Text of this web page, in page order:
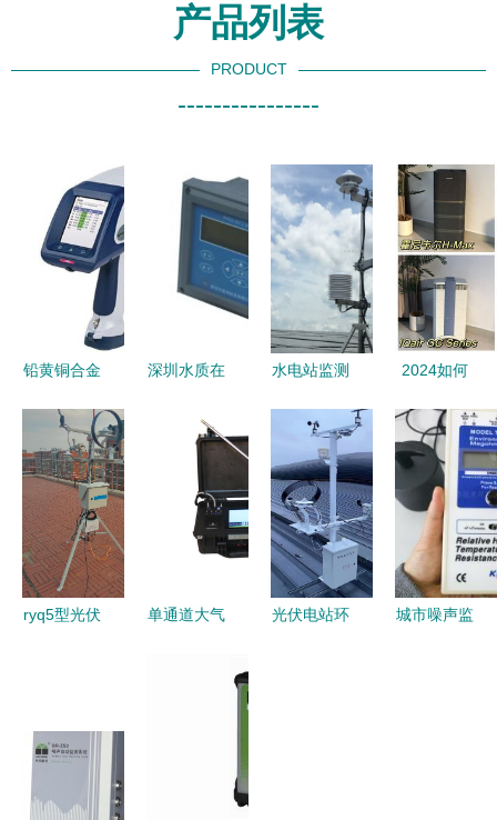
产品列表
PRODUCT
----------------
铅黄铜合金
器 高清大
图与环保监
测新利器
深圳水质在
系统价格、
批发与供应
——谷瀑环
保环境监测
水电站监测
的协同保障
守护水能源
生态安全
2024如何
化器才能不
踩坑？除醛
除菌哪家
强？iM、小
米、霍尼韦
尔、
ryq5型光伏
单通道大气
光伏电站环
城市噪声监